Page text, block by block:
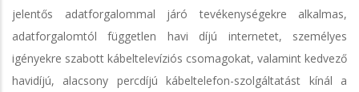
jelentős adatforgalommal járó tevékenységekre alkalmas,
adatforgalomtól független havi díjú internetet, személyes
igényekre szabott kábeltelevíziós csomagokat, valamint kedvező
havidíjú, alacsony percdíjú kábeltelefon-szolgáltatást kínál a